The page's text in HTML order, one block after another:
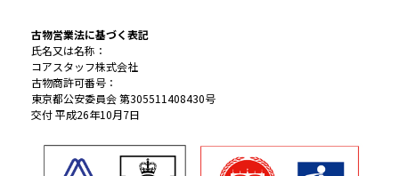
古物営業法に基づく表記
氏名又は名称：
コアスタッフ株式会社
古物商許可番号：
東京都公安委員会 第305511408430号
交付 平成26年10月7日